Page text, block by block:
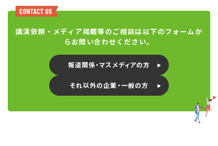
講演依頼・メディア掲載等のご相談は以下のフォームか
らお問い合わせください。
報道関係・マスメディアの方
それ以外の企業・一般の方